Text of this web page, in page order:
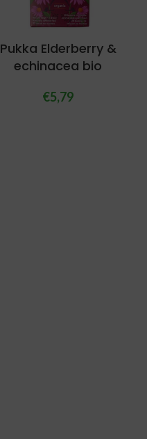
Pukka Elderberry &
echinacea bio
€5,79